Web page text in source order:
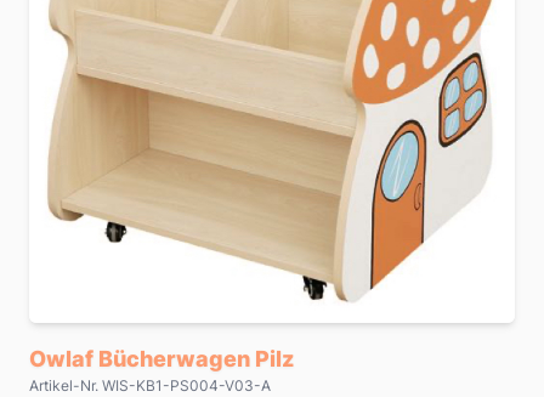
Owlaf Bücherwagen Pilz
Artikel-Nr. WIS-KB1-PS004-V03-A